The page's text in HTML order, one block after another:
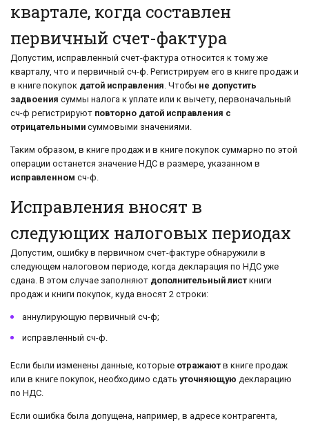
квартале, когда составлен
первичный счет-фактура
Допустим, исправленный счет-фактура относится к тому же
кварталу, что и первичный сч-ф. Регистрируем его в книге продаж и
в книге покупок датой исправления. Чтобы не допустить
задвоения суммы налога к уплате или к вычету, первоначальный
сч-ф регистрируют повторно датой исправления с
отрицательными суммовыми значениями.
Таким образом, в книге продаж и в книге покупок суммарно по этой
операции останется значение НДС в размере, указанном в
исправленном сч-ф.
Исправления вносят в
следующих налоговых периодах
Допустим, ошибку в первичном счет-фактуре обнаружили в
следующем налоговом периоде, когда декларация по НДС уже
сдана. В этом случае заполняют дополнительный лист книги
продаж и книги покупок, куда вносят 2 строки:
аннулирующую первичный сч-ф;
исправленный сч-ф.
Если были изменены данные, которые отражают в книге продаж
или в книге покупок, необходимо сдать уточняющую декларацию
по НДС.
Если ошибка была допущена, например, в адресе контрагента,